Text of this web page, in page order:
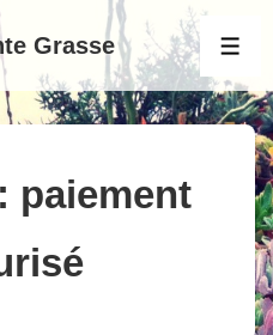
Grasse
paiement